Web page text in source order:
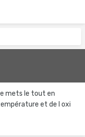
mets le tout en
et de l oxi